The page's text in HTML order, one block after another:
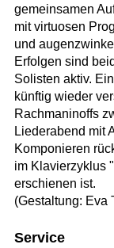
gemeinsamen
mit virtuosen
und
Erfolgen sind
Solisten aktiv.
künftig wieder
Rachmaninoffs
Liederabend mit
Komponieren
im Klavierzyklus
erschienen ist.
(Gestaltung: Eva
Service